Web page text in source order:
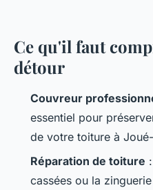
Ce qu'il faut
détour
Couvreur
essentiel pour
de votre toiture à
Réparation de toiture
cassées ou la